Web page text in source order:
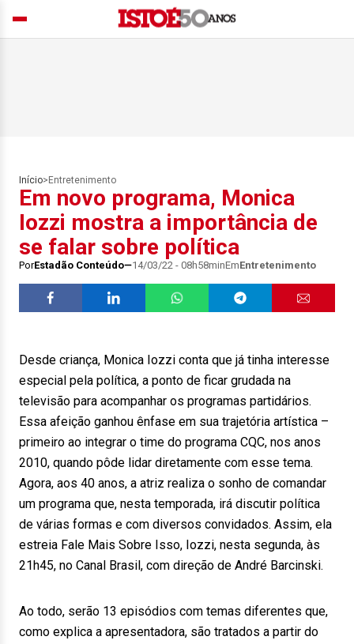
Início> Entretenimento
Em novo programa, Monica
Iozzi mostra a importância de
se falar sobre política
PorEstadão Conteúdo 14/03/22 - 08h58minEmEntretenimento
Desde criança, Monica Iozzi conta que já tinha interesse
especial pela política, a ponto de ficar grudada na
televisão para acompanhar os programas partidários.
Essa afeição ganhou ênfase em sua trajetória artística –
primeiro ao integrar o time do programa CQC, nos anos
2010, quando pôde lidar diretamente com esse tema.
Agora, aos 40 anos, a atriz realiza o sonho de comandar
um programa que, nesta temporada, irá discutir política
de várias formas e com diversos convidados. Assim, ela
estreia Fale Mais Sobre Isso, Iozzi, nesta segunda, às
21h45, no Canal Brasil, com direção de André Barcinski.
Ao todo, serão 13 episódios com temas diferentes que,
como explica a apresentadora, são tratados a partir do